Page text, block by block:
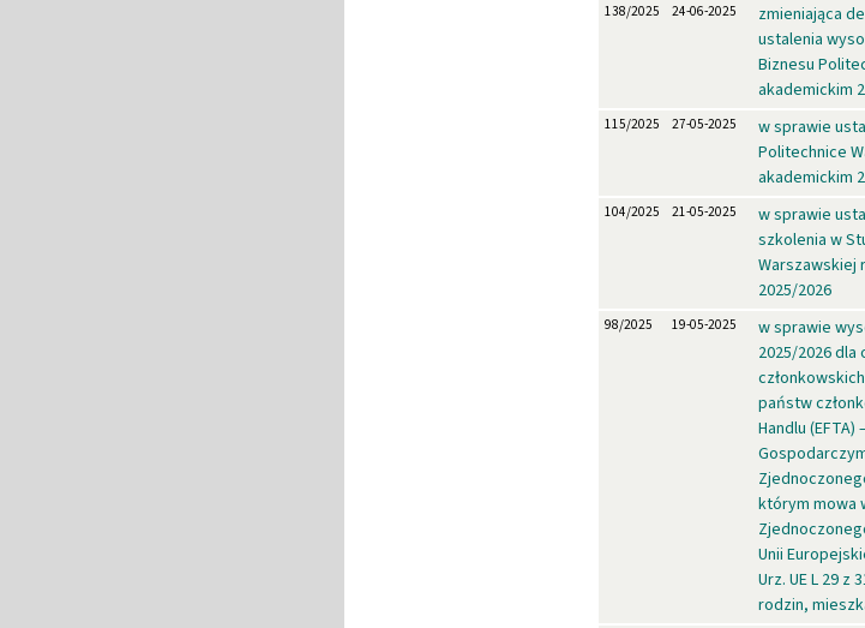
138/2025 24-06-2025
zmieniająca
ustalenia
Biznesu
akademickim
115/2025 27-05-2025
w sprawie
Politechnice
akademickim
104/2025 21-05-2025
w sprawie
szkolenia w
Warszawskiej
2025/2026
98/2025 19-05-2025
w sprawie
2025/2026
państw
Handlu
którym mowa
Unii
Urz. UE L 29 z
rodzin,